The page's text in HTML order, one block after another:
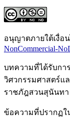
อนุญาตภายใต้เงื่อ
NonCommercial-
บทความที่ได้รับก
วิศวกรรมศาสตร์แ
ราชภัฎสวนสุนันทา
ข้อความที่ปรากฏใ